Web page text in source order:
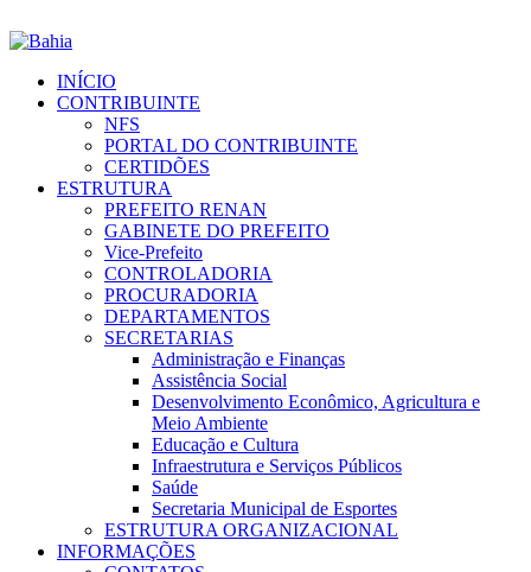
INÍCIO
CONTRIBUINTE
NFS
PORTAL DO CONTRIBUINTE
CERTIDÕES
ESTRUTURA
PREFEITO RENAN
GABINETE DO PREFEITO
Vice-Prefeito
CONTROLADORIA
PROCURADORIA
DEPARTAMENTOS
SECRETARIAS
Administração e Finanças
Assistência Social
Desenvolvimento Econômico, Agricultura e
Meio Ambiente
Educação e Cultura
Infraestrutura e Serviços Públicos
Saúde
Secretaria Municipal de Esportes
ESTRUTURA ORGANIZACIONAL
INFORMAÇÕES